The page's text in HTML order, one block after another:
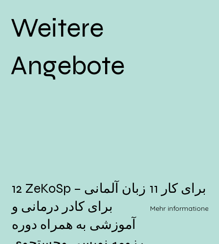
Weitere
Angebote
12 ZeKoSp – زبان آلمانی
برای کادر درمانی و
آموزشی به همراه دوره
برای کار
Mehr informationen